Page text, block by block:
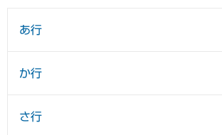
あ行
か行
さ行